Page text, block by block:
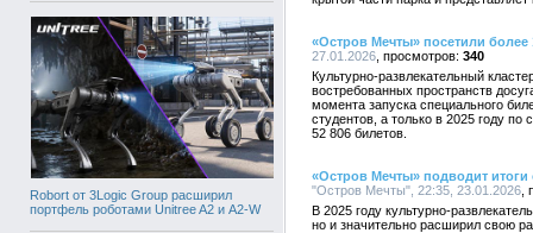
Robort от 3Logic Group расширил
портфель роботами Unitree A2 и A2-W
«Остров Мечты» посетили более
27.01.2026
340
Культурно-развлекательный
востребованных пространств
момента запуска специального
студентов, а только в 2025 году
52 806 билетов.
«Остров Мечты» подводит
"Остров Мечты", 22:35, 23.01.2026
В 2025 году культурно-
но и значительно расширил свою